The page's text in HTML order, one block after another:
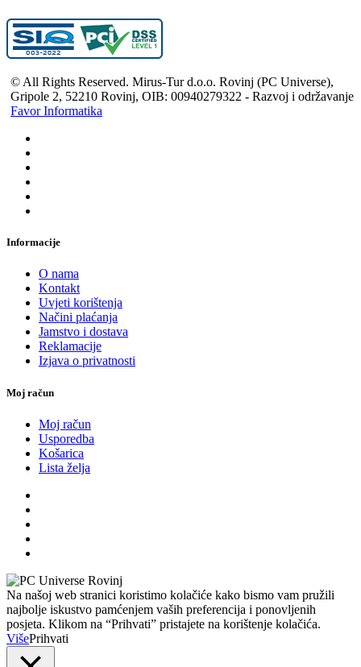
© All Rights Reserved. Mirus-Tur d.o.o. Rovinj (PC Universe),
Gripole 2, 52210 Rovinj, OIB: 00940279322 - Razvoj i održavanje
Favor Informatika
Informacije
O nama
Kontakt
Uvjeti korištenja
Načini plaćanja
Jamstvo i dostava
Reklamacije
Izjava o privatnosti
Moj račun
Moj račun
Usporedba
Košarica
Lista želja
Na našoj web stranici koristimo kolačiće kako bismo vam pružili
najbolje iskustvo pamćenjem vaših preferencija i ponovljenih
posjeta. Klikom na “Prihvati” pristajete na korištenje kolačića.
VišePrihvati